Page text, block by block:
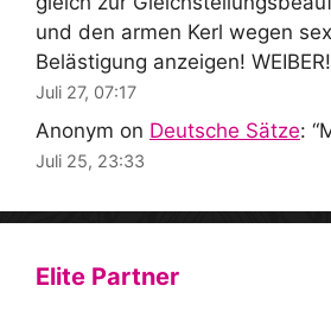
und den armen Kerl wegen
Belästigung anzeigen!
Juli 27, 07:17
Anonym on Deutsche Sätze: “
Juli 25, 23:33
Elite Partner